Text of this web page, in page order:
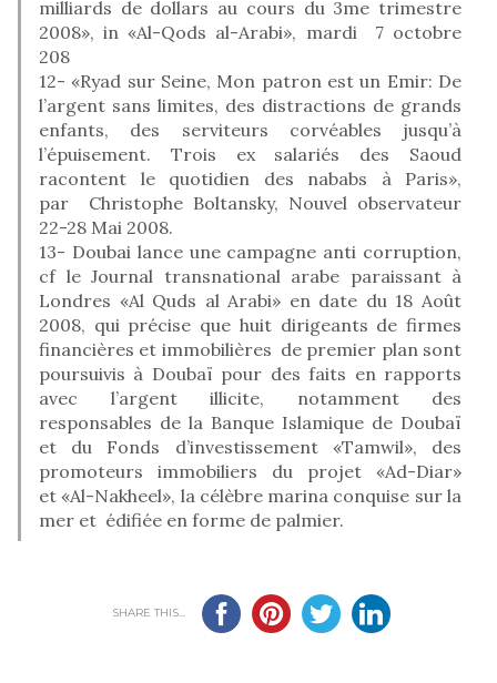
milliards de dollars au cours du 3me trimestre
2008», in «Al-Qods al-Arabi», mardi 7 octobre
208
12- «Ryad sur Seine, Mon patron est un Emir: De
l’argent sans limites, des distractions de grands
enfants, des serviteurs corvéables jusqu’à
l’épuisement. Trois ex salariés des Saoud
racontent le quotidien des nababs à Paris»,
par Christophe Boltansky, Nouvel observateur
22-28 Mai 2008.
13- Doubai lance une campagne anti corruption,
cf le Journal transnational arabe paraissant à
Londres «Al Quds al Arabi» en date du 18 Août
2008, qui précise que huit dirigeants de firmes
financières et immobilières de premier plan sont
poursuivis à Doubaï pour des faits en rapports
avec l’argent illicite, notamment des
responsables de la Banque Islamique de Doubaï
et du Fonds d’investissement «Tamwil», des
promoteurs immobiliers du projet «Ad-Diar»
et «Al-Nakheel», la célèbre marina conquise sur la
mer et édifiée en forme de palmier.
SHARE THIS...